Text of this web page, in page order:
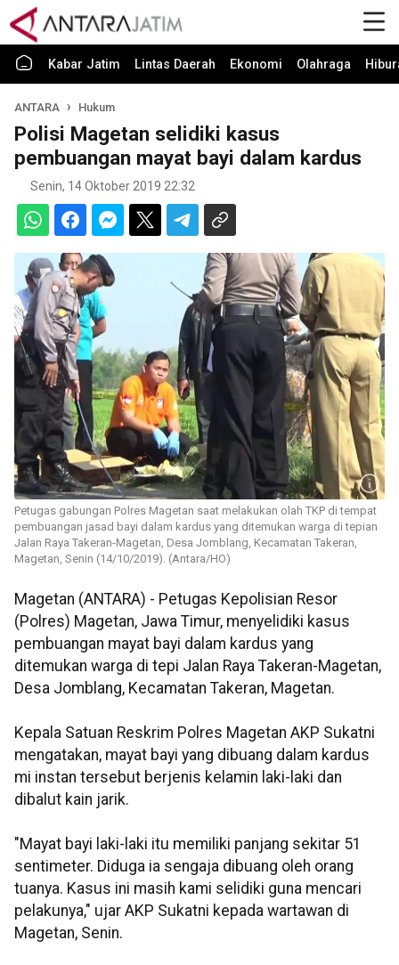
Kabar Jatim Lintas Daerah Ekonomi Olahraga
ANTARA Hukum
Polisi Magetan selidiki kasus
pembuangan mayat bayi dalam kardus
Senin, 14 Oktober 2019 22:32
Petugas gabungan Polres Magetan saat melakukan olah TKP di tempat
pembuangan jasad bayi dalam kardus yang ditemukan warga di tepian
Jalan Raya Takeran-Magetan, Desa Jomblang, Kecamatan Takeran,
Magetan, Senin (14/10/2019). (Antara/HO)
Magetan (ANTARA) - Petugas Kepolisian Resor
(Polres) Magetan, Jawa Timur, menyelidiki kasus
pembuangan mayat bayi dalam kardus yang
ditemukan warga di tepi Jalan Raya Takeran-Magetan,
Desa Jomblang, Kecamatan Takeran, Magetan.
Kepala Satuan Reskrim Polres Magetan AKP Sukatni
mengatakan, mayat bayi yang dibuang dalam kardus
mi instan tersebut berjenis kelamin laki-laki dan
dibalut kain jarik.
"Mayat bayi laki-laki itu memiliki panjang sekitar 51
sentimeter. Diduga ia sengaja dibuang oleh orang
tuanya. Kasus ini masih kami selidiki guna mencari
pelakunya," ujar AKP Sukatni kepada wartawan di
Magetan, Senin.